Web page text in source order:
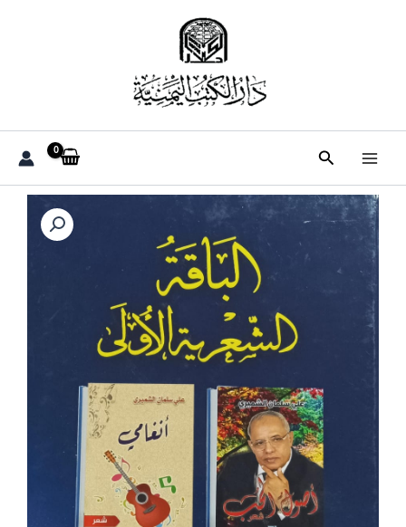
البحث
كمية
البـــاقــة
الشـــعــريــة
الأولــى
(علي
سلمان
الشميري)